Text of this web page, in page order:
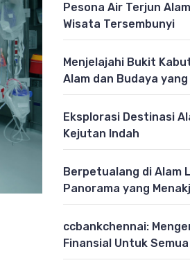
Pesona Air Terjun
Wisata Tersembunyi
Menjelajahi Bukit
Alam dan Budaya yang
Eksplorasi Destinasi
Kejutan Indah
Berpetualang di Alam
Panorama yang
ccbankchennai:
Finansial Untuk